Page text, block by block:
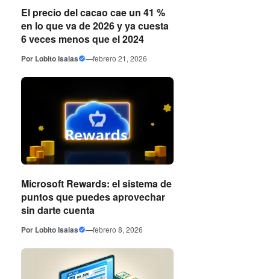
El precio del cacao cae un 41 %
en lo que va de 2026 y ya cuesta
6 veces menos que el 2024
Por Lobito Isaias —febrero 21, 2026
Microsoft Rewards: el sistema de
puntos que puedes aprovechar
sin darte cuenta
Por Lobito Isaias —febrero 8, 2026